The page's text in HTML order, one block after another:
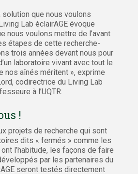
solution que nous voulons
Lab éclairAGE évoque
nous voulons mettre de l’avant
étapes de cette recherche-
trois années devant nous pour
laboratoire vivant avec tout le
nos aînés méritent », exprime
codirectrice du Living Lab
à l’UQTR.
!
projets de recherche qui sont
dits « fermés » comme les
l’habitude, les façons de faire
par les partenaires du
seront testés directement